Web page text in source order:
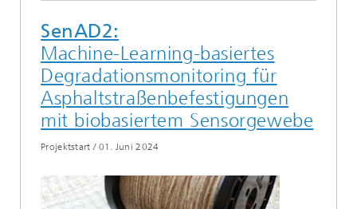
SenAD2:
Machine-Learning-basiertes
Degradationsmonitoring für
Asphaltstraßenbefestigungen
mit biobasiertem Sensorgewebe
Projektstart / 01. Juni 2024